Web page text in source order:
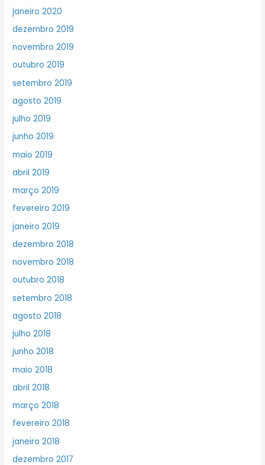
janeiro 2020
dezembro 2019
novembro 2019
outubro 2019
setembro 2019
agosto 2019
julho 2019
junho 2019
maio 2019
abril 2019
março 2019
fevereiro 2019
janeiro 2019
dezembro 2018
novembro 2018
outubro 2018
setembro 2018
agosto 2018
julho 2018
junho 2018
maio 2018
abril 2018
março 2018
fevereiro 2018
janeiro 2018
dezembro 2017